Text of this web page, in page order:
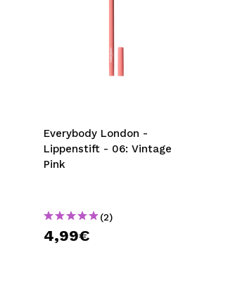
Everybody London -
Lippenstift - 06: Vintage
Pink
(2)
4,99€